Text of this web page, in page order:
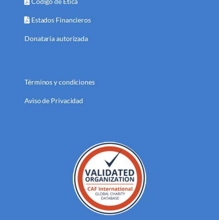
Estados Financieros
Donataria autorizada
Términos y condiciones
Aviso de Privacidad